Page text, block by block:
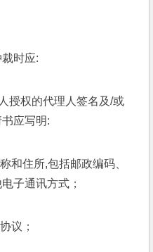
时应:
授权的代理人签名及/或
应写明:
和住所,包括邮政编码、
子通讯方式；
议；